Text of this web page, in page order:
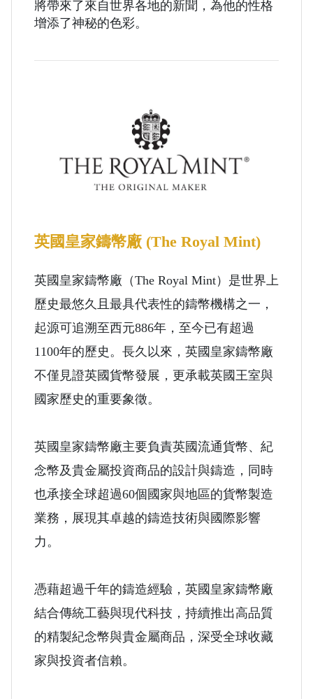
將帶來了來自世界各地的新聞，為他的性格
增添了神秘的色彩。
英國皇家鑄幣廠 (The Royal Mint)
英國皇家鑄幣廠（The Royal Mint）是世界上
歷史最悠久且最具代表性的鑄幣機構之一，
起源可追溯至西元886年，至今已有超過
1100年的歷史。長久以來，英國皇家鑄幣廠
不僅見證英國貨幣發展，更承載英國王室與
國家歷史的重要象徵。
英國皇家鑄幣廠主要負責英國流通貨幣、紀
念幣及貴金屬投資商品的設計與鑄造，同時
也承接全球超過60個國家與地區的貨幣製造
業務，展現其卓越的鑄造技術與國際影響
力。
憑藉超過千年的鑄造經驗，英國皇家鑄幣廠
結合傳統工藝與現代科技，持續推出高品質
的精製紀念幣與貴金屬商品，深受全球收藏
家與投資者信賴。